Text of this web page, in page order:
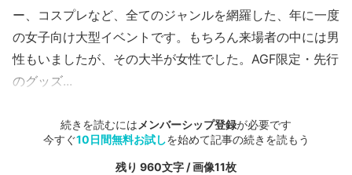
ー、コスプレなど、全てのジャンルを網羅した、年に一度
の女子向け大型イベントです。もちろん来場者の中には男
性もいましたが、その大半が女性でした。AGF限定・先行
のグッズ...
続きを読むにはメンバーシップ登録が必要です
今すぐ10日間無料お試しを始めて記事の続きを読もう
残り 960文字 / 画像11枚